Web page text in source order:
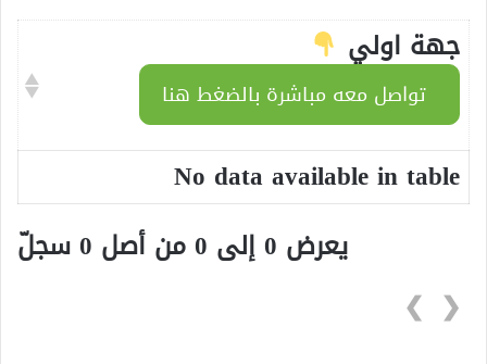
جهة اولي
تواصل معه مباشرة بالضغط هنا
No data available in table
يعرض 0 إلى 0 من أصل 0 سجلّ
❮
❯